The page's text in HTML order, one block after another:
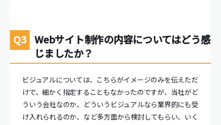
Webサイト制作の内容についてはどう感
じましたか？
ビジュアルについては、こちらがイメージのみを伝えただ
けで、細かく指定することもなかったのですが、当社がど
ういう会社なのか、どういうビジュアルなら業界的にも受
け入れられるのか、など多方面から検討してもらい、いく